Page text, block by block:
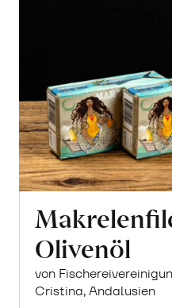
Olivenöl
von
Cristina, Andalusien